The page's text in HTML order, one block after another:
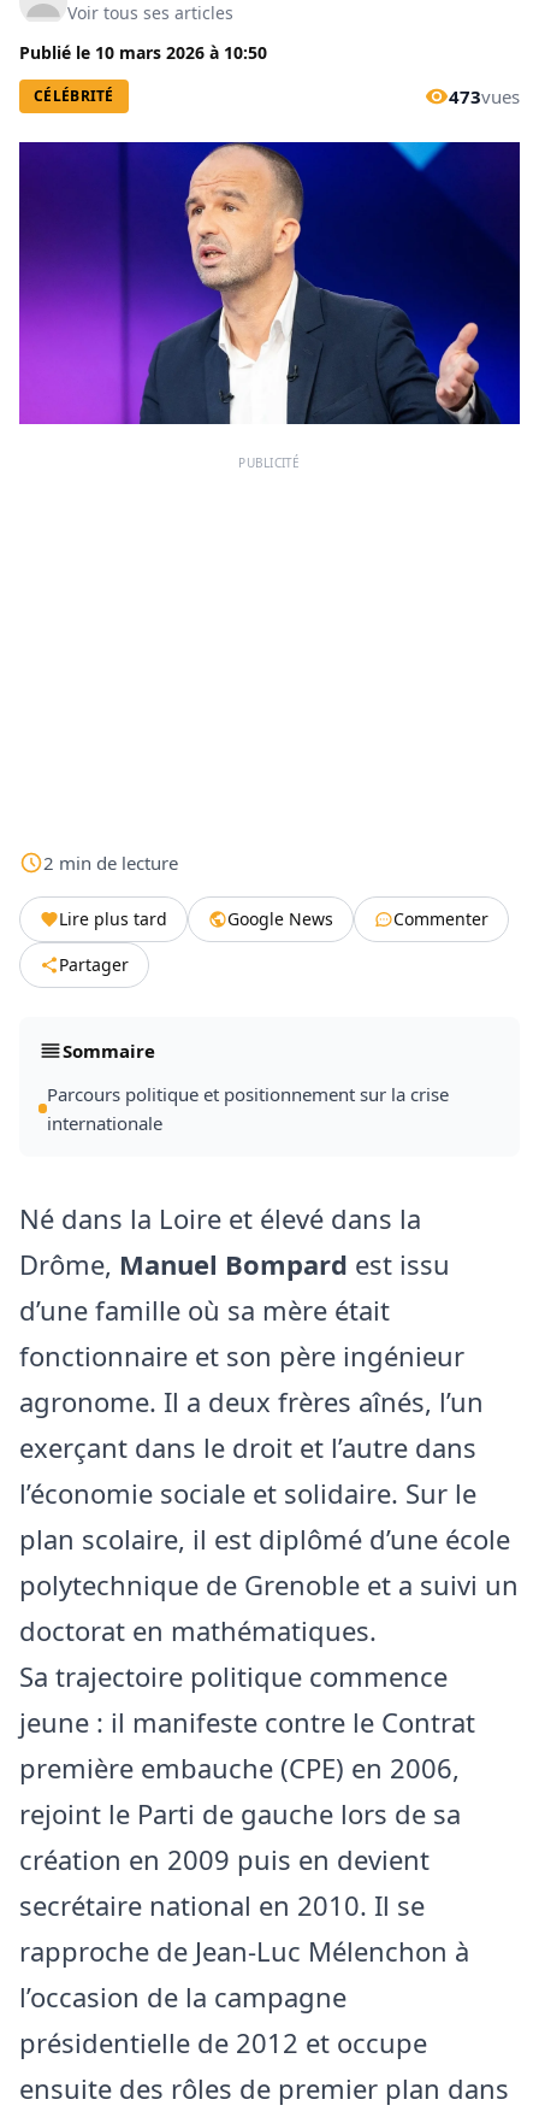
Voir tous ses articles
Publié le 10 mars 2026 à 10:50
CÉLÉBRITÉ 473vues
PUBLICITÉ
2 min de lecture
Lire plus tard Google News
Commenter
Partager
Sommaire
Parcours politique et positionnement sur la crise
internationale
Né dans la Loire et élevé dans la
Drôme, Manuel Bompard est issu
d’une famille où sa mère était
fonctionnaire et son père ingénieur
agronome. Il a deux frères aînés, l’un
exerçant dans le droit et l’autre dans
l’économie sociale et solidaire. Sur le
plan scolaire, il est diplômé d’une école
polytechnique de Grenoble et a suivi un
doctorat en mathématiques.
Sa trajectoire politique commence
jeune : il manifeste contre le Contrat
première embauche (CPE) en 2006,
rejoint le Parti de gauche lors de sa
création en 2009 puis en devient
secrétaire national en 2010. Il se
rapproche de Jean‑Luc Mélenchon à
l’occasion de la campagne
présidentielle de 2012 et occupe
ensuite des rôles de premier plan dans